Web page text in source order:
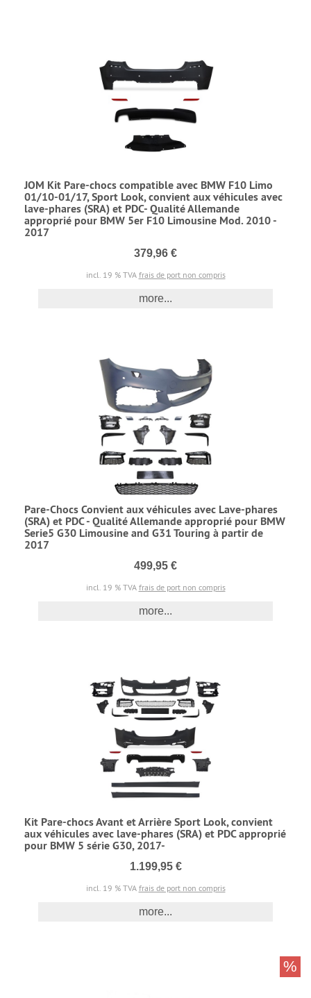
JOM Kit Pare-chocs compatible avec BMW F10 Limo
01/10-01/17, Sport Look, convient aux véhicules avec
lave-phares (SRA) et PDC- Qualité Allemande
approprié pour BMW 5er F10 Limousine Mod. 2010 -
2017
379,96 €
incl. 19 % TVA frais de port non compris
more...
Pare-Chocs Convient aux véhicules avec Lave-phares
(SRA) et PDC - Qualité Allemande approprié pour BMW
Serie5 G30 Limousine and G31 Touring à partir de
2017
499,95 €
incl. 19 % TVA frais de port non compris
more...
Kit Pare-chocs Avant et Arrière Sport Look, convient
aux véhicules avec lave-phares (SRA) et PDC approprié
pour BMW 5 série G30, 2017-
1.199,95 €
incl. 19 % TVA frais de port non compris
more...
%